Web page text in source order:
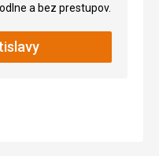
a bez prestupov.